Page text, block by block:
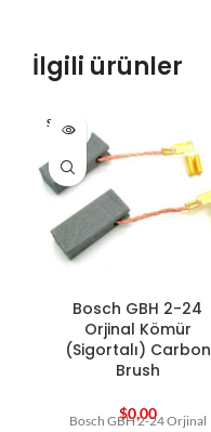
İlgili ürünler
SOLD O
UT
Bosch GBH 2-24
Orjinal Kömür
(Sigortalı) Carbon
Brush
$0,00
Bosch GBH 2-24 Orjinal